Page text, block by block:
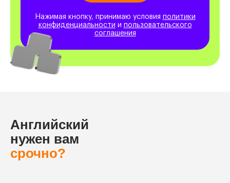
Нажимая кнопку, принимаю условия политики
конфиденциальности и пользовательского
соглашения
Английский
нужен вам
срочно?